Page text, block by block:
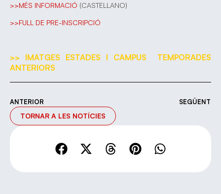
>>MÉS INFORMACIÓ (CASTELLANO)
>>FULL DE PRE-INSCRIPCIÓ
>> IMATGES ESTADES I CAMPUS TEMPORADES
ANTERIORS
ANTERIOR SEGÜENT
TORNAR A LES NOTÍCIES